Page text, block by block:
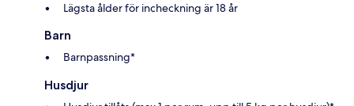
Lägsta ålder för incheckning är 18 år
Barn
Barnpassning*
Husdjur